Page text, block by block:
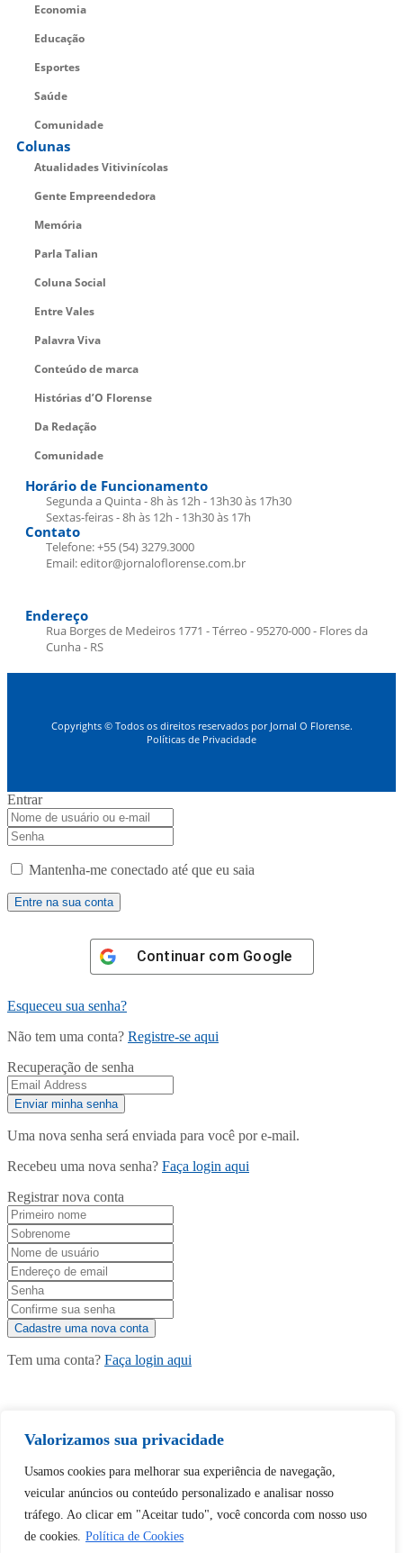
Valorizamos sua privacidade
Usamos cookies para melhorar sua experiência de navegação,
veicular anúncios ou conteúdo personalizado e analisar nosso
tráfego. Ao clicar em "Aceitar tudo", você concorda com nosso uso
de cookies. Política de Cookies
Economia
Educação
Esportes
Saúde
Comunidade
Colunas
Atualidades Vitivinícolas
Gente Empreendedora
Memória
Parla Talian
Coluna Social
Entre Vales
Palavra Viva
Conteúdo de marca
Histórias d’O Florense
Da Redação
Comunidade
Horário de Funcionamento
Segunda a Quinta - 8h às 12h - 13h30 às 17h30
Sextas-feiras - 8h às 12h - 13h30 às 17h
Contato
Telefone: +55 (54) 3279.3000
Email: editor@jornaloflorense.com.br
Endereço
Rua Borges de Medeiros 1771 - Térreo - 95270-000 - Flores da
Cunha - RS
Copyrights © Todos os direitos reservados por Jornal O Florense.
Políticas de Privacidade
Entrar
Mantenha-me conectado até que eu saia
Continuar com Google
Esqueceu sua senha?
Não tem uma conta? Registre-se aqui
Recuperação de senha
Uma nova senha será enviada para você por e-mail.
Recebeu uma nova senha? Faça login aqui
Registrar nova conta
Tem uma conta? Faça login aqui